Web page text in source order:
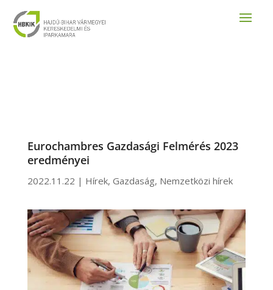
Eurochambres Gazdasági Felmérés 2023
eredményei
2022.11.22 | Hírek, Gazdaság, Nemzetközi hírek